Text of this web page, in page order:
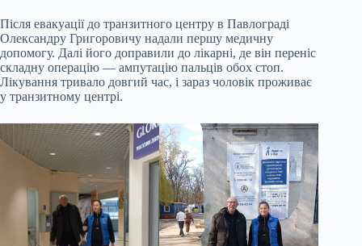
Після евакуації до транзитного центру в Павлограді
Олександру Григоровичу надали першу медичну
допомогу. Далі його доправили до лікарні, де він переніс
складну операцію — ампутацію пальців обох стоп.
Лікування тривало довгий час, і зараз чоловік проживає
у транзитному центрі.